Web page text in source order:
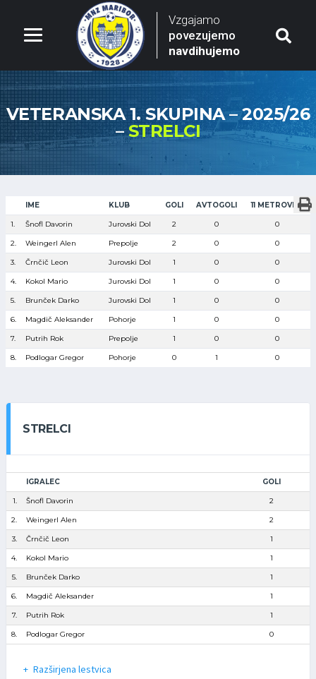
Vzgajamo
povezujemo
navdihujemo
VETERANSKA 1. SKUPINA – 2025/26
–STRELCI
IME KLUB GOLI AVTOGOLI 11 METROVKE
1. Šnofl Davorin Jurovski Dol 2 0 0
2. Weingerl Alen Prepolje 2 0 0
3. Črnčič Leon Jurovski Dol 1 0 0
4. Kokol Mario Jurovski Dol 1 0 0
5. Brunček Darko Jurovski Dol 1 0 0
6. Magdič Aleksander Pohorje 1 0 0
7. Putrih Rok Prepolje 1 0 0
8. Podlogar Gregor Pohorje 0 1 0
STRELCI
IGRALEC GOLI
1. Šnofl Davorin 2
2. Weingerl Alen 2
3. Črnčič Leon 1
4. Kokol Mario 1
5. Brunček Darko 1
6. Magdič Aleksander 1
7. Putrih Rok 1
8. Podlogar Gregor 0
Razširjena lestvica